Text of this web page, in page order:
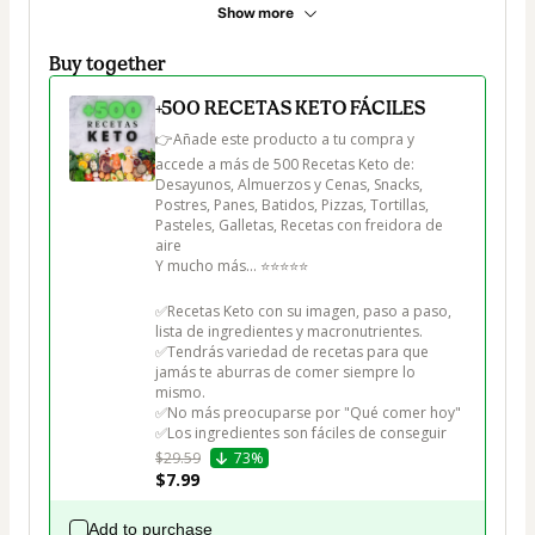
Show more
Buy together
+500 RECETAS KETO FÁCILES
👉Añade este producto a tu compra y
accede a más de 500 Recetas Keto de:
Desayunos, Almuerzos y Cenas, Snacks,
Postres, Panes, Batidos, Pizzas, Tortillas,
Pasteles, Galletas, Recetas con freidora de
aire
Y mucho más... ⭐⭐⭐⭐⭐
✅Recetas Keto con su imagen, paso a paso,
lista de ingredientes y macronutrientes.
✅Tendrás variedad de recetas para que
jamás te aburras de comer siempre lo
mismo.
✅No más preocuparse por "Qué comer hoy"
✅Los ingredientes son fáciles de conseguir
$29.59
73%
$7.99
Add to purchase